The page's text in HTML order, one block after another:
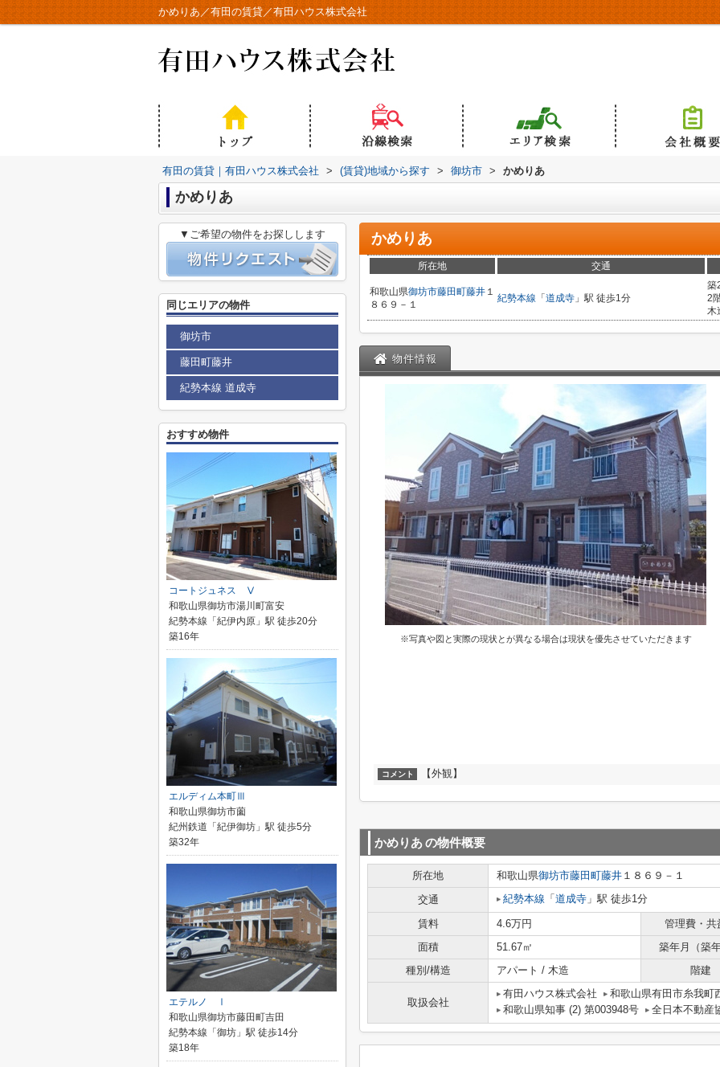
かめりあ／有田の賃貸／有田ハウス株式会社
有田の賃貸｜有田ハウス株式会社 > (賃貸)地域から探す > 御坊市 > かめりあ
かめりあ
かめりあ
所在地 交通
和歌山県御坊市藤田町藤井 １
８６９－１
紀勢本線 「 道成寺 」駅 徒歩1分
築
2
木
物件情報
※写真や図と実際の現状とが異なる場合は現状を優先させていただきます
コメント 【外観】
かめりあの物件概要
所在地 和歌山県御坊市藤田町藤井 １８６９－１
交通
紀勢本線 「 道成寺 」駅 徒歩1分
賃料 4.6万円
管理費・共
面積
51.67㎡
築年月（築
種別/構造
アパート / 木造 階建
取扱会社
有田ハウス株式会社
和歌山県有田市糸我町
和歌山県知事 (2) 第003948号
全日本不動産
▼ご希望の物件をお探しします
同じエリアの物件
御坊市
藤田町藤井
紀勢本線 道成寺
おすすめ物件
コートジュネス Ⅴ
和歌山県御坊市湯川町富安
紀勢本線「紀伊内原」駅 徒歩20分
築16年
エルディム本町Ⅲ
和歌山県御坊市薗
紀州鉄道「紀伊御坊」駅 徒歩5分
築32年
エテルノ Ⅰ
和歌山県御坊市藤田町吉田
紀勢本線「御坊」駅 徒歩14分
築18年